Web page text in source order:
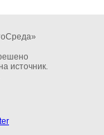
источник.